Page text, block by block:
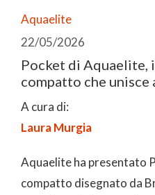
Aquaelite
22/05/2026
Pocket di Aquaelite,
compatto che unisce
A cura di:
Laura Murgia
Aquaelite ha presentato
compatto disegnato da